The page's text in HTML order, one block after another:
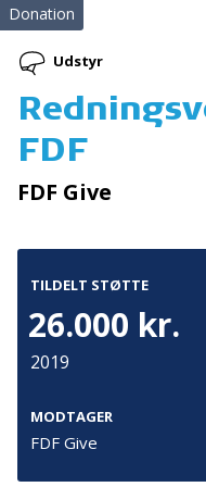
Donation
Udstyr
FDF
FDF Give
TILDELT STØTTE
26.000 kr.
2019
MODTAGER
FDF Give
Tilmeld
De seneste nyheder om
Tilmeld